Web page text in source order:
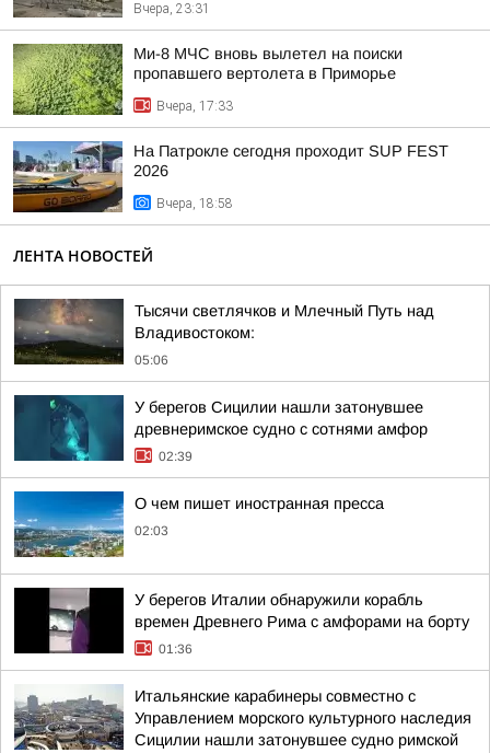
Вчера, 23:31
Ми-8 МЧС вновь вылетел на поиски
пропавшего вертолета в Приморье
Вчера, 17:33
На Патрокле сегодня проходит SUP FEST
2026
Вчера, 18:58
ЛЕНТА НОВОСТЕЙ
Тысячи светлячков и Млечный Путь над
Владивостоком:
05:06
У берегов Сицилии нашли затонувшее
древнеримское судно с сотнями амфор
02:39
О чем пишет иностранная пресса
02:03
У берегов Италии обнаружили корабль
времен Древнего Рима с амфорами на борту
01:36
Итальянские карабинеры совместно с
Управлением морского культурного наследия
Сицилии нашли затонувшее судно римской